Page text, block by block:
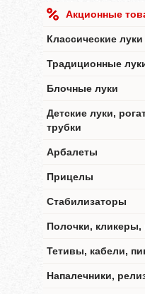
Акционные
Классические луки
Традиционные
Блочные луки
Детские луки,
трубки
Арбалеты
Прицелы
Стабилизаторы
Полочки,
Тетивы, кабели,
Напалечники,